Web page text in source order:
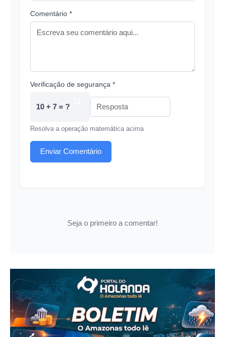
Comentário *
Verificação de segurança *
10 + 7 = ?
Resolva a operação matemática acima
Enviar Comentário
Seja o primeiro a comentar!